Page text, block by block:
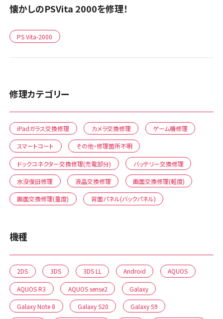
懐かしのPSVita 2000を修理！
PS Vita-2000
修理カテゴリー
iPadガラス交換修理 カメラ交換修理 ゲーム機修理
スマートコート その他・修理箇所不明
ドックコネクター交換修理(充電部分) バッテリー交換修理
水没復旧修理 液晶交換修理 画面交換修理(軽度)
画面交換修理(重度) 背面パネル(バックパネル)
機種
2DS 3DS 3DS LL Android AQUOS
AQUOS R3 AQUOS sense2 Galaxy
Galaxy Note 8 Galaxy S20 Galaxy S9